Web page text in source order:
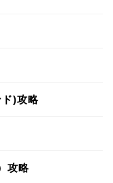
)攻略
攻略